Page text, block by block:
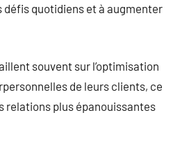
quotidiens et à augmenter
souvent sur l’optimisation
de leurs clients, ce
relations plus épanouissantes